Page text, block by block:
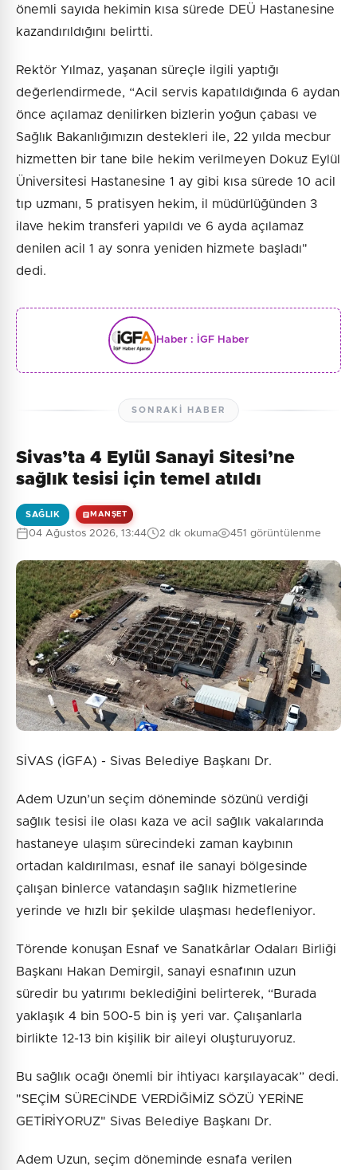
önemli sayıda hekimin kısa sürede DEÜ Hastanesine
kazandırıldığını belirtti.
Rektör Yılmaz, yaşanan süreçle ilgili yaptığı
değerlendirmede, “Acil servis kapatıldığında 6 aydan
önce açılamaz denilirken bizlerin yoğun çabası ve
Sağlık Bakanlığımızın destekleri ile, 22 yılda mecbur
hizmetten bir tane bile hekim verilmeyen Dokuz Eylül
Üniversitesi Hastanesine 1 ay gibi kısa sürede 10 acil
tıp uzmanı, 5 pratisyen hekim, il müdürlüğünden 3
ilave hekim transferi yapıldı ve 6 ayda açılamaz
denilen acil 1 ay sonra yeniden hizmete başladı"
dedi.
Haber : İGF Haber
SONRAKI HABER
Sivas’ta 4 Eylül Sanayi Sitesi’ne
sağlık tesisi için temel atıldı
SAĞLIK MANŞET
04 Ağustos 2026, 13:44 2 dk okuma 451 görüntülenme
SİVAS (İGFA) - Sivas Belediye Başkanı Dr.
Adem Uzun’un seçim döneminde sözünü verdiği
sağlık tesisi ile olası kaza ve acil sağlık vakalarında
hastaneye ulaşım sürecindeki zaman kaybının
ortadan kaldırılması, esnaf ile sanayi bölgesinde
çalışan binlerce vatandaşın sağlık hizmetlerine
yerinde ve hızlı bir şekilde ulaşması hedefleniyor.
Törende konuşan Esnaf ve Sanatkârlar Odaları Birliği
Başkanı Hakan Demirgil, sanayi esnafının uzun
süredir bu yatırımı beklediğini belirterek, “Burada
yaklaşık 4 bin 500-5 bin iş yeri var. Çalışanlarla
birlikte 12-13 bin kişilik bir aileyi oluşturuyoruz.
Bu sağlık ocağı önemli bir ihtiyacı karşılayacak” dedi.
"SEÇİM SÜRECİNDE VERDİĞİMİZ SÖZÜ YERİNE
GETİRİYORUZ" Sivas Belediye Başkanı Dr.
Adem Uzun, seçim döneminde esnafa verilen